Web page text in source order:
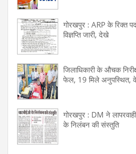
गोरखपुर : ARP के रिक्त
विज्ञप्ति जारी, देखे
जिलाधिकारी के औचक
फेल, 19 मिले अनुपस्थित,
गोरखपुर : DM ने
के निलंबन की संस्तुति